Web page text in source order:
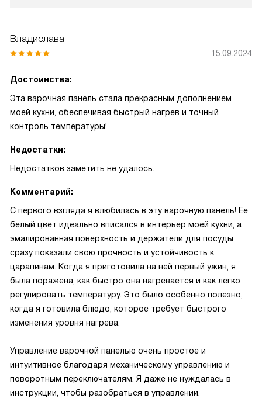
Владислава
15.09.2024
Достоинства:
Эта варочная панель стала прекрасным дополнением
моей кухни, обеспечивая быстрый нагрев и точный
контроль температуры!
Недостатки:
Недостатков заметить не удалось.
Комментарий:
С первого взгляда я влюбилась в эту варочную панель! Ее
белый цвет идеально вписался в интерьер моей кухни, а
эмалированная поверхность и держатели для посуды
сразу показали свою прочность и устойчивость к
царапинам. Когда я приготовила на ней первый ужин, я
была поражена, как быстро она нагревается и как легко
регулировать температуру. Это было особенно полезно,
когда я готовила блюдо, которое требует быстрого
изменения уровня нагрева.
Управление варочной панелью очень простое и
интуитивное благодаря механическому управлению и
поворотным переключателям. Я даже не нуждалась в
инструкции, чтобы разобраться в управлении.